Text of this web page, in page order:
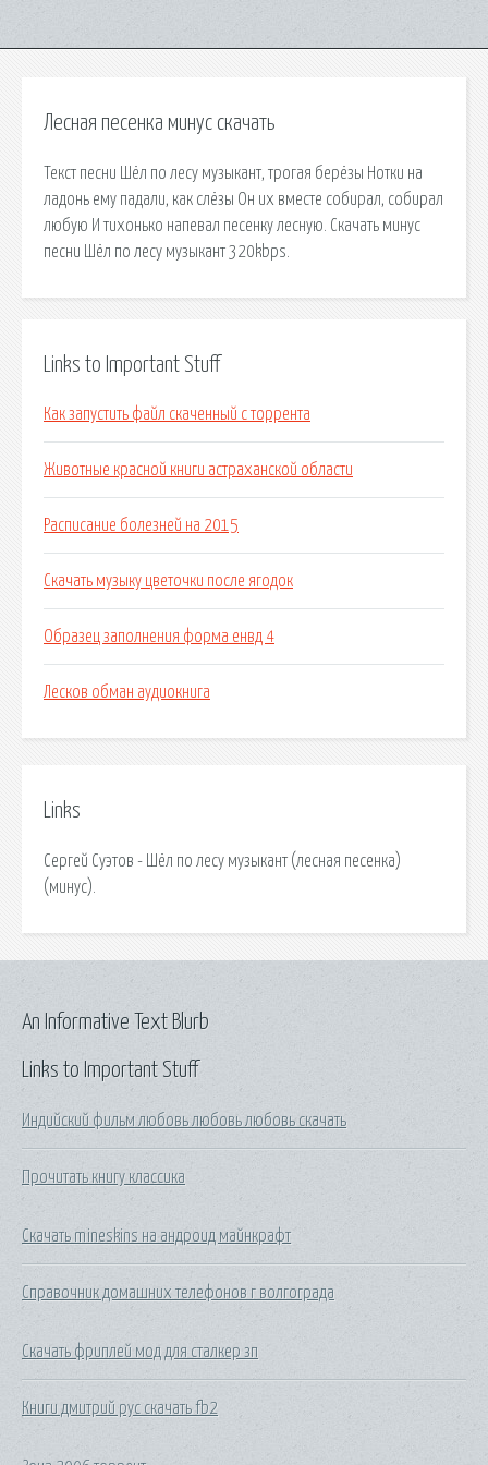
Лесная песенка минус скачать
Текст песни Шёл по лесу музыкант, трогая берёзы Нотки на
ладонь ему падали, как слёзы Он их вместе собирал, собирал
любую И тихонько напевал песенку лесную. Скачать минус
песни Шёл по лесу музыкант 320kbps.
Links to Important Stuff
Как запустить файл скаченный с торрента
Животные красной книги астраханской области
Расписание болезней на 2015
Скачать музыку цветочки после ягодок
Образец заполнения форма енвд 4
Лесков обман аудиокнига
Links
Сергей Суэтов - Шёл по лесу музыкант (лесная песенка)
(минус).
Links to Important Stuff
Индийский фильм любовь любовь любовь скачать
Прочитать книгу классика
Скачать mineskins на андроид майнкрафт
Справочник домашних телефонов г волгограда
Скачать фриплей мод для сталкер зп
Книги дмитрий рус скачать fb2
An Informative Text Blurb